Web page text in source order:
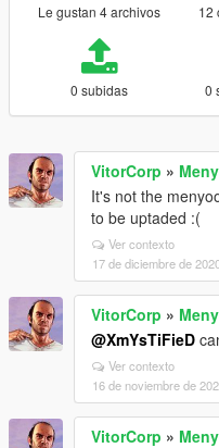
Le gustan 4 archivos 12
0 subidas 0
VitorCorp »
It's not the
to be uptaded :(
Ver contexto
17 de diciembre de
VitorCorp »
@XmYsTiFieD
Ver contexto
16 de noviembre de
VitorCorp »